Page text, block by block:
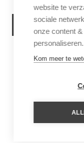
LEES VERDER
website te
sociale
onze content
personaliseren.
Kom meer te